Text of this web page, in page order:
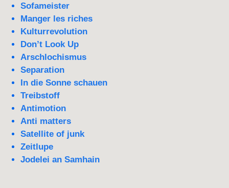
Sofameister
Manger les riches
Kulturrevolution
Don’t Look Up
Arschlochismus
Separation
In die Sonne schauen
Treibstoff
Antimotion
Anti matters
Satellite of junk
Zeitlupe
Jodelei an Samhain